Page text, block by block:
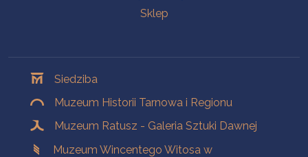
Sklep
Siedziba
Muzeum Historii Tarnowa i Regionu
Muzeum Ratusz - Galeria Sztuki Dawnej
Muzeum Wincentego Witosa w